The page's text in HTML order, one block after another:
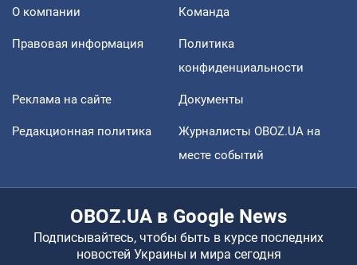
О компании Команда
Правовая информация
Политика
конфиденциальности
Реклама на сайте Документы
Редакционная политика
Журналисты OBOZ.UA на
месте событий
OBOZ.UA в Google News
Подписывайтесь, чтобы быть в курсе последних
новостей Украины и мира сегодня